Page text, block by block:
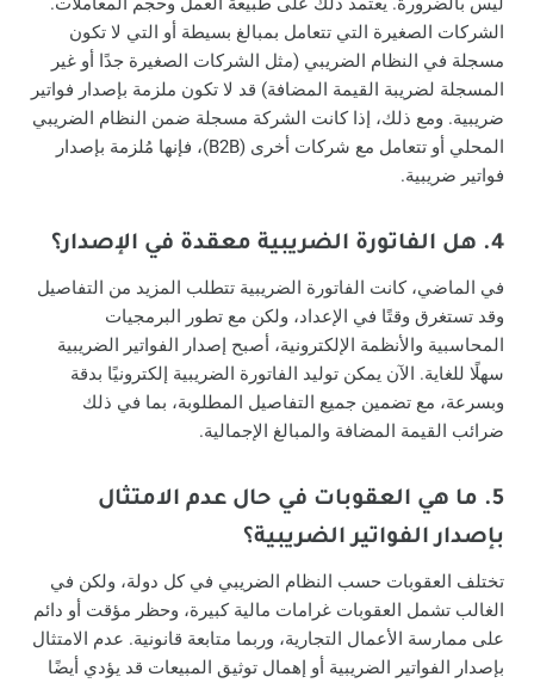
الشركات الصغيرة التي تتعامل بمبالغ بسيطة أو التي لا تكون
مسجلة في النظام الضريبي (مثل الشركات الصغيرة جدًا أو غير
المسجلة لضريبة القيمة المضافة) قد لا تكون ملزمة بإصدار فواتير
ضريبية. ومع ذلك، إذا كانت الشركة مسجلة ضمن النظام الضريبي
المحلي أو تتعامل مع شركات أخرى (B2B)، فإنها مُلزمة بإصدار
فواتير ضريبية.
4. هل الفاتورة الضريبية معقدة في الإصدار؟
في الماضي، كانت الفاتورة الضريبية تتطلب المزيد من التفاصيل
وقد تستغرق وقتًا في الإعداد، ولكن مع تطور البرمجيات
المحاسبية والأنظمة الإلكترونية، أصبح إصدار الفواتير الضريبية
سهلًا للغاية. الآن يمكن توليد الفاتورة الضريبية إلكترونيًا بدقة
وبسرعة، مع تضمين جميع التفاصيل المطلوبة، بما في ذلك
ضرائب القيمة المضافة والمبالغ الإجمالية.
5. ما هي العقوبات في حال عدم الامتثال
بإصدار الفواتير الضريبية؟
تختلف العقوبات حسب النظام الضريبي في كل دولة، ولكن في
الغالب تشمل العقوبات غرامات مالية كبيرة، وحظر مؤقت أو دائم
على ممارسة الأعمال التجارية، وربما متابعة قانونية. عدم الامتثال
بإصدار الفواتير الضريبية أو إهمال توثيق المبيعات قد يؤدي أيضًا